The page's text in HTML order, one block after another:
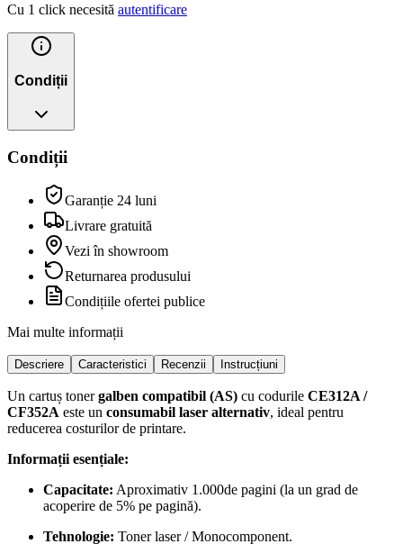
Cu 1 click necesită autentificare
Condiții
Condiții
Garanție 24 luni
Livrare gratuită
Vezi în showroom
Returnarea produsului
Condițiile ofertei publice
Mai multe informații
Descriere Caracteristici Recenzii Instrucțiuni
Un cartuș tonergalben compatibil (AS) cu codurile CE312A /
CF352A este un consumabil laser alternativ, ideal pentru
reducerea costurilor de printare.
Informații esențiale:
Capacitate: Aproximativ 1.000de pagini (la un grad de
acoperire de 5% pe pagină).
Tehnologie: Toner laser / Monocomponent.